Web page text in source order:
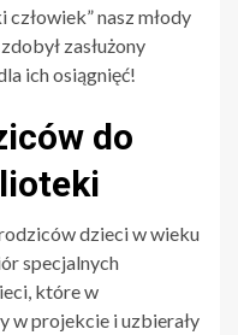
nasz młody
zasłużony
ich osiągnięć!
do
dzieci w wieku
specjalnych
które w
w projekcie i uzbierały